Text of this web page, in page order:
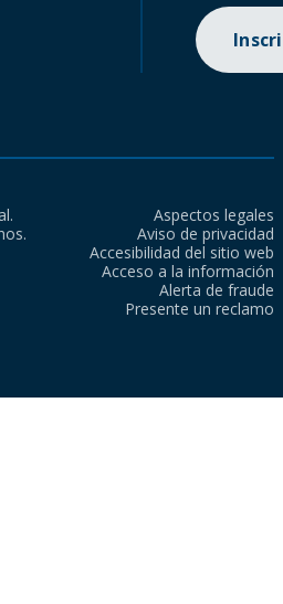
Aspectos legales
Aviso de privacidad
Accesibilidad del sitio web
Acceso a la información
Alerta de fraude
Presente un reclamo